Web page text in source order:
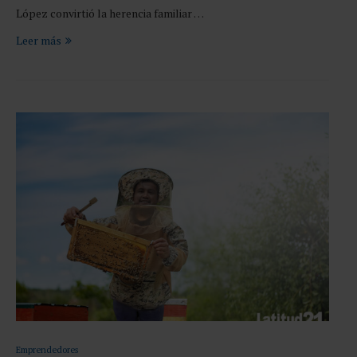
López convirtió la herencia familiar …
Leer más
Emprendedores